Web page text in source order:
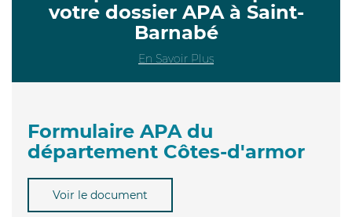
votre dossier APA à Saint-
Barnabé
En Savoir Plus
Formulaire APA du
département Côtes-d'armor
Voir le document